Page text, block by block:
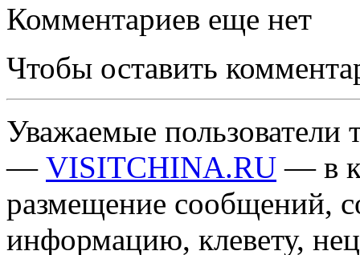
Комментариев еще нет
Чтобы оставить
Уважаемые пользователи
— VISITCHINA.RU — в
размещение сообщений,
информацию, клевету,